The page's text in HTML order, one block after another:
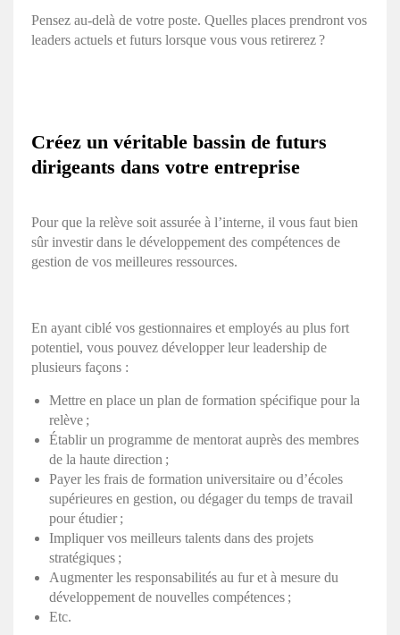
Pensez au-delà de votre poste. Quelles places prendront vos
leaders actuels et futurs lorsque vous vous retirerez ?
Créez un véritable bassin de futurs
dirigeants dans votre entreprise
Pour que la relève soit assurée à l’interne, il vous faut bien
sûr investir dans le développement des compétences de
gestion de vos meilleures ressources.
En ayant ciblé vos gestionnaires et employés au plus fort
potentiel, vous pouvez développer leur leadership de
plusieurs façons :
Mettre en place un plan de formation spécifique pour la
relève ;
Établir un programme de mentorat auprès des membres
de la haute direction ;
Payer les frais de formation universitaire ou d’écoles
supérieures en gestion, ou dégager du temps de travail
pour étudier ;
Impliquer vos meilleurs talents dans des projets
stratégiques ;
Augmenter les responsabilités au fur et à mesure du
développement de nouvelles compétences ;
Etc.